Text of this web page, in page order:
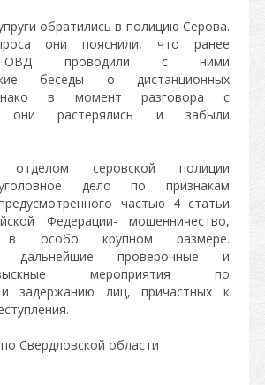
обратились в полицию Серова.
они пояснили, что ранее
ОВД проводили с ними
беседы о дистанционных
в момент разговора с
они растерялись и забыли
отделом серовской полиции
дело по признакам
частью 4 статьи
Федерации- мошенничество,
в особо крупном размере.
дальнейшие проверочные и
розыскные мероприятия по
и задержанию лиц, причастных к
Свердловской области